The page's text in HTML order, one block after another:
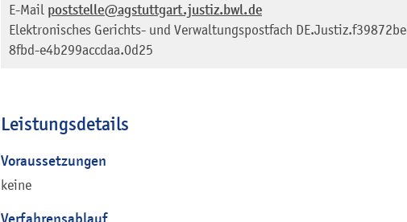
E-Mail poststelle@agstuttgart.justiz.bwl.de
Elektronisches Gerichts- und Verwaltungspostfach
8fbd-e4b299accdaa.0d25
Leistungsdetails
Voraussetzungen
keine